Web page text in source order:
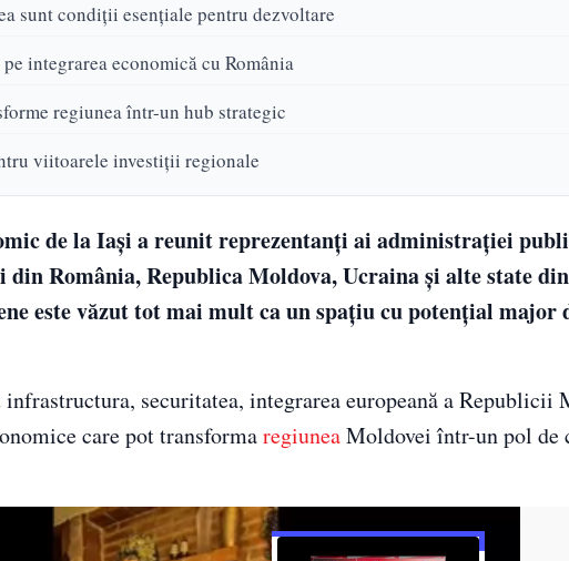
sunt condiții esențiale pentru dezvoltare
integrarea economică cu România
regiunea într-un hub strategic
viitoarele investiții regionale
de la Iași a reunit reprezentanți ai administrației
România, Republica Moldova, Ucraina și alte state
este văzut tot mai mult ca un spațiu cu potențial major
securitatea, integrarea europeană a Republicii
care pot transformaregiuneaMoldovei într-un pol de